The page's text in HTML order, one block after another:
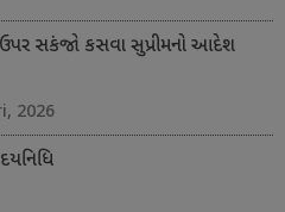
ઉપર સકંજો કસવા સુપ્રીમનો આદેશ
2026